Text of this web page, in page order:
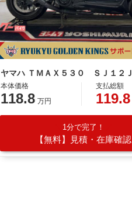
本体価格
118.8 万円
支払総額
119.8
1分で完了！
【無料】見積・在庫確認